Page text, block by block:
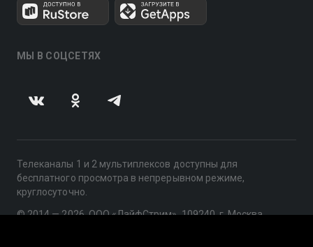
МЫ В СОЦСЕТЯХ
Телеканалы 1 и 2 мультиплексов доступны для
бесплатного просмотра в непрерывном режиме,
круглосуточно.
© 2014 — 2026, ООО «ЛайфСтрим», 109240, г. Москва,